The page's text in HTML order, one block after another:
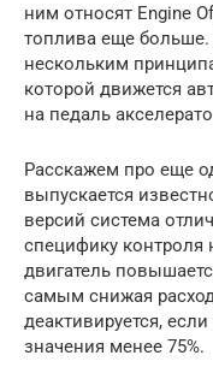
ним относят Engine
топлива еще больше.
нескольким
которой движется
на педаль
Расскажем про еще
выпускается
версий система
специфику контроля
двигатель
самым снижая
деактивируется,
значения менее 75%.